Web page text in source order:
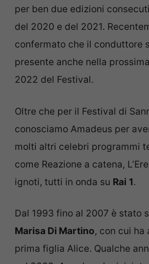
per ben due edizioni
del 2020 e del 2021.
confermato che il conduttore
presente anche nella
2022 del Festival.
Oltre che per il Festival di
conosciamo Amadeus per
molti altri celebri programmi
come Reazione a catena,
ignoti, tutti in onda su Rai 1.
Dal 1993 fino al 2007 è stato
Marisa Di Martino, con cui ha
prima figlia Alice. Qualche